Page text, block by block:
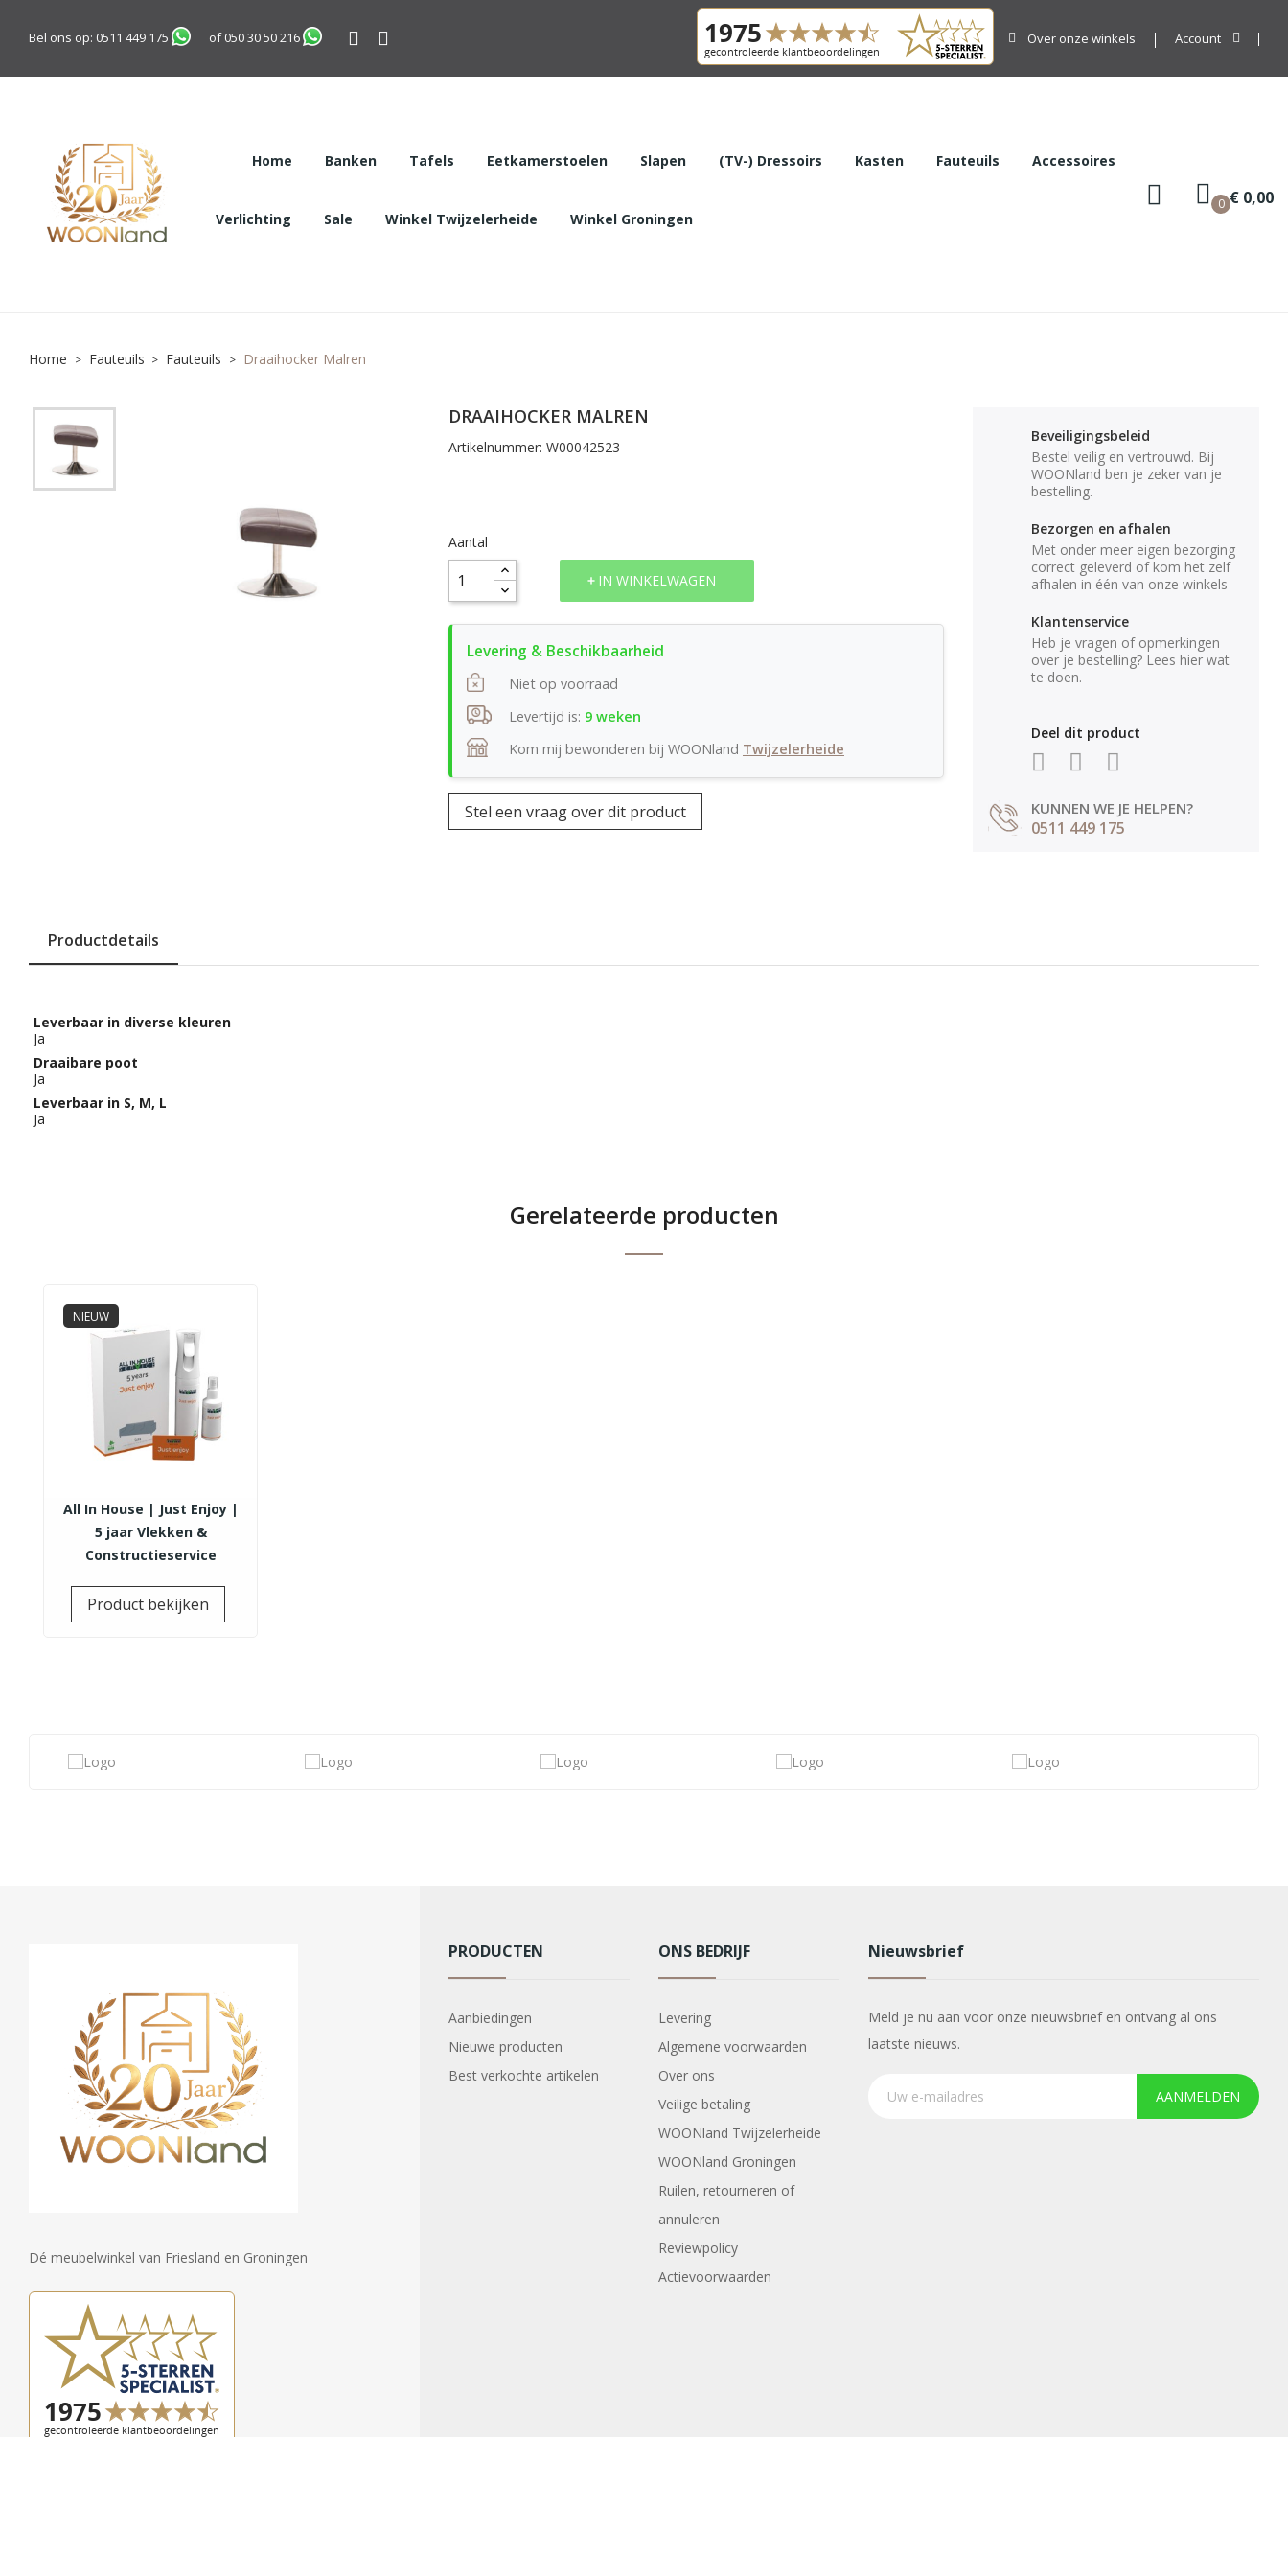
Bel ons op: 0511 449 175 of050 30 50 216 Over onze winkels Account
Home Banken Tafels Eetkamerstoelen Slapen (TV-) Dressoirs Kasten Fauteuils Accessoires
Verlichting Sale Winkel Twijzelerheide Winkel Groningen
0 € 0,00
Home Fauteuils Fauteuils Draaihocker Malren
DRAAIHOCKER MALREN
Artikelnummer: W00042523
Aantal
IN WINKELWAGEN
Niet op voorraad
Levertijd is: 9 weken
Kom mij bewonderen bij WOONland Twijzelerheide
Stel een vraag over dit product
Beveiligingsbeleid
Bestel veilig en vertrouwd. Bij
WOONland ben je zeker van je
bestelling.
Bezorgen en afhalen
Met onder meer eigen bezorging
correct geleverd of kom het zelf
afhalen in één van onze winkels
Klantenservice
Heb je vragen of opmerkingen
over je bestelling? Lees hier wat
te doen.
Deel dit product
KUNNEN WE JE HELPEN?
0511 449 175
Productdetails
Leverbaar in diverse kleuren
Ja
Draaibare poot
Ja
Leverbaar in S, M, L
Ja
Gerelateerde producten
NIEUW
All In House | Just Enjoy |
5 jaar Vlekken &
Constructieservice
Product bekijken
Dé meubelwinkel van Friesland en Groningen
PRODUCTEN
Aanbiedingen
Nieuwe producten
Best verkochte artikelen
ONS BEDRIJF
Levering
Algemene voorwaarden
Over ons
Veilige betaling
WOONland Twijzelerheide
WOONland Groningen
Ruilen, retourneren of
annuleren
Reviewpolicy
Actievoorwaarden
Nieuwsbrief
Meld je nu aan voor onze nieuwsbrief en ontvang al ons
laatste nieuws.
AANMELDEN